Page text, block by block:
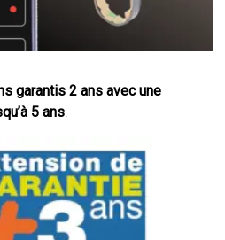
garantis 2 ans avec une
5 ans.